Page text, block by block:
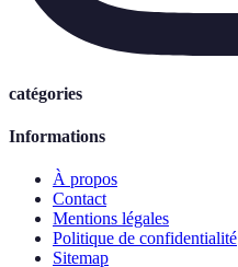
catégories
Informations
À propos
Contact
Mentions légales
Politique de confidentialité
Sitemap